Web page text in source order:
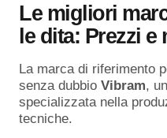
Le migliori
le dita: Prezzi e
La marca di riferimento
senza dubbio Vibram,
specializzata nella
tecniche.